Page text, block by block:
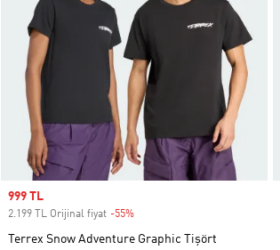
Sale price
999 TL
2.199 TL Orijinal fiyat -55%
Terrex Snow Adventure Graphic Tişört